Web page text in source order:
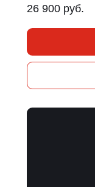
26 900 руб.